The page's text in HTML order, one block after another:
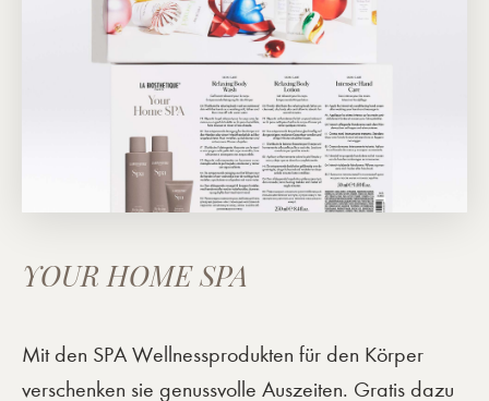
YOUR HOME SPA
Mit den SPA Wellnessprodukten für den Körper
verschenken sie genussvolle Auszeiten. Gratis dazu